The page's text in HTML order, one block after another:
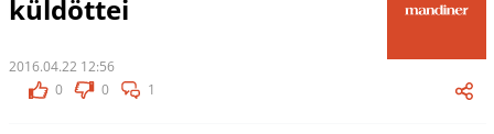
küldöttei
2016.04.22 12:56
0
0 1